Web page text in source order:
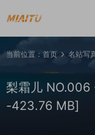
当前位置： 首页 名站写
梨霜儿 NO.006
-423.76 MB]